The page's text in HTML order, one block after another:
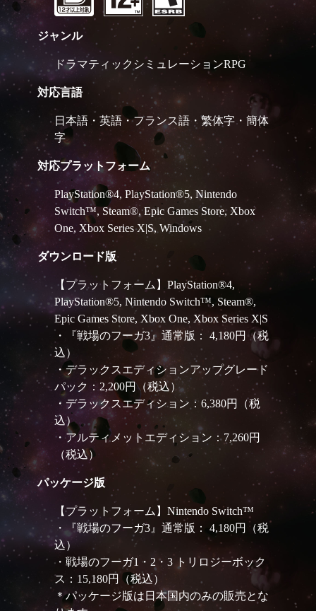
ジャンル
ドラマティックシミュレーションRPG
対応言語
日本語・英語・フランス語・繁体字・簡体
字
対応プラットフォーム
PlayStation®4, PlayStation®5, Nintendo
Switch™, Steam®, Epic Games Store, Xbox
One, Xbox Series X|S, Windows
ダウンロード版
【プラットフォーム】PlayStation®4,
PlayStation®5, Nintendo Switch™, Steam®,
Epic Games Store, Xbox One, Xbox Series X|S
・『戦場のフーガ3』通常版： 4,180円（税
込）
・デラックスエディションアップグレード
パック：2,200円（税込）
・デラックスエディション：6,380円（税
込）
・アルティメットエディション：7,260円
（税込）
パッケージ版
【プラットフォーム】Nintendo Switch™
・『戦場のフーガ3』通常版： 4,180円（税
込）
・戦場のフーガ1・2・3 トリロジーボック
ス：15,180円（税込）
＊パッケージ版は日本国内のみの販売とな